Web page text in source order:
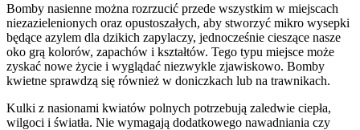
Bomby nasienne można rozrzucić przede wszystkim w miejscach
niezazielenionych oraz opustoszałych, aby stworzyć mikro wysepki
będące azylem dla dzikich zapylaczy, jednocześnie cieszące nasze
oko grą kolorów, zapachów i kształtów. Tego typu miejsce może
zyskać nowe życie i wyglądać niezwykle zjawiskowo. Bomby
kwietne sprawdzą się również w doniczkach lub na trawnikach.
Kulki z nasionami kwiatów polnych potrzebują zaledwie ciepła,
wilgoci i światła. Nie wymagają dodatkowego nawadniania czy